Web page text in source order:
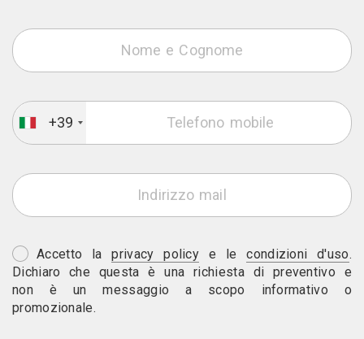
+39
Accetto laprivacy policy e lecondizioni d'uso.
Dichiaro che questa è una richiesta di preventivo e
non è un messaggio a scopo informativo o
promozionale.